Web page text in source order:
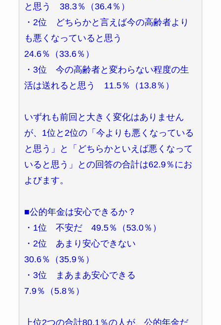
と思う 38.3％（36.4％）
・2位 どちらかと言えば今の高齢者より
も悪くなっていると思う
24.6％（33.6％）
・3位 今の高齢者と変わらない程度の生
活は送れると思う 11.5％（13.8％）
いずれも前回と大きく変化はありません
が、1位と2位の「今よりも悪くなっている
と思う」と「どちらかといえば悪くなって
いると思う」との回答の合計は62.9％にお
よびます。
■公的年金は安心できるか？
・1位 不安だ 49.5％（53.0％）
・2位 あまり安心できない
30.6％（35.9％）
・3位 まあまあ安心できる
7.9％（5.8％）
上位2つの合計80.1％の人が、公的年金だ